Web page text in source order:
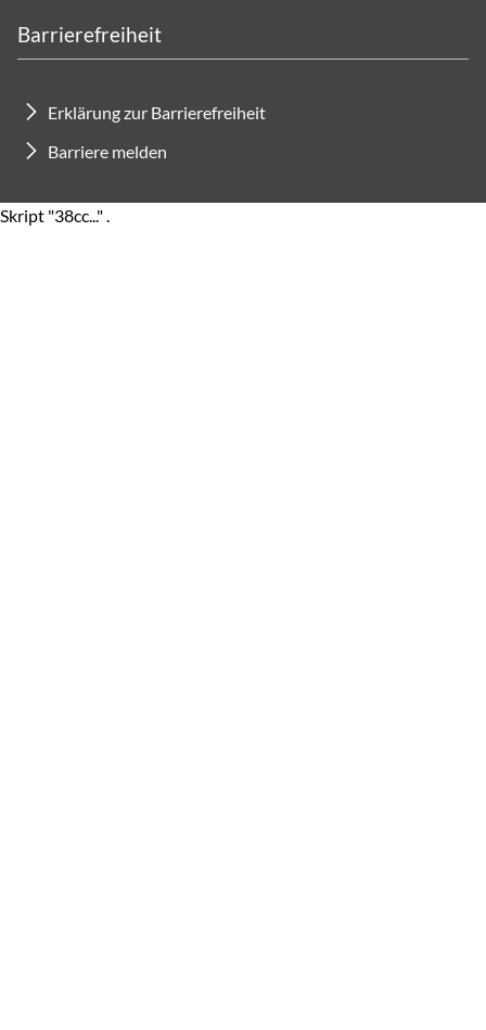
Barrierefreiheit
Erklärung zur Barrierefreiheit
Barriere melden
Skript "38cc..." .